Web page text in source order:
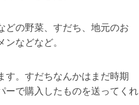
どの野菜、すだち、地元のお
などなど。
す。すだちなんかはまだ時期
ーで購入したものを送ってくれ